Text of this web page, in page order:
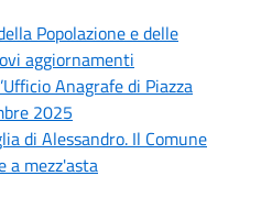
Popolazione e delle
aggiornamenti
Anagrafe di Piazza
2025
di Alessandro. Il Comune
a mezz'asta